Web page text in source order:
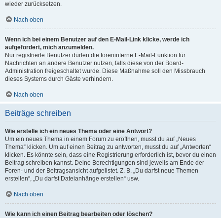
wieder zurücksetzen.
Nach oben
Wenn ich bei einem Benutzer auf den E-Mail-Link klicke, werde ich
aufgefordert, mich anzumelden.
Nur registrierte Benutzer dürfen die foreninterne E-Mail-Funktion für
Nachrichten an andere Benutzer nutzen, falls diese von der Board-
Administration freigeschaltet wurde. Diese Maßnahme soll den Missbrauch
dieses Systems durch Gäste verhindern.
Nach oben
Beiträge schreiben
Wie erstelle ich ein neues Thema oder eine Antwort?
Um ein neues Thema in einem Forum zu eröffnen, musst du auf „Neues
Thema“ klicken. Um auf einen Beitrag zu antworten, musst du auf „Antworten“
klicken. Es könnte sein, dass eine Registrierung erforderlich ist, bevor du einen
Beitrag schreiben kannst. Deine Berechtigungen sind jeweils am Ende der
Foren- und der Beitragsansicht aufgelistet. Z. B. „Du darfst neue Themen
erstellen“, „Du darfst Dateianhänge erstellen“ usw.
Nach oben
Wie kann ich einen Beitrag bearbeiten oder löschen?